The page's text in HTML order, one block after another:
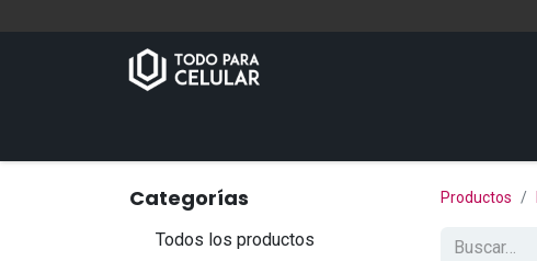
Categorías
Todos los productos
Productos